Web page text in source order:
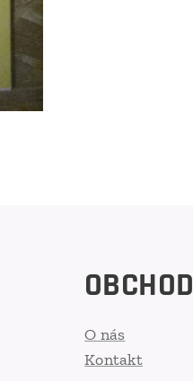
OBCHOD
O nás
Kontakt